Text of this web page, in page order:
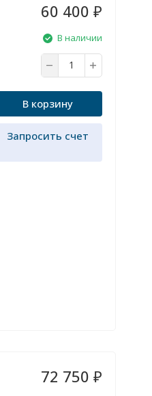
60 400 ₽
В наличии
В корзину
Запросить счет
72 750 ₽